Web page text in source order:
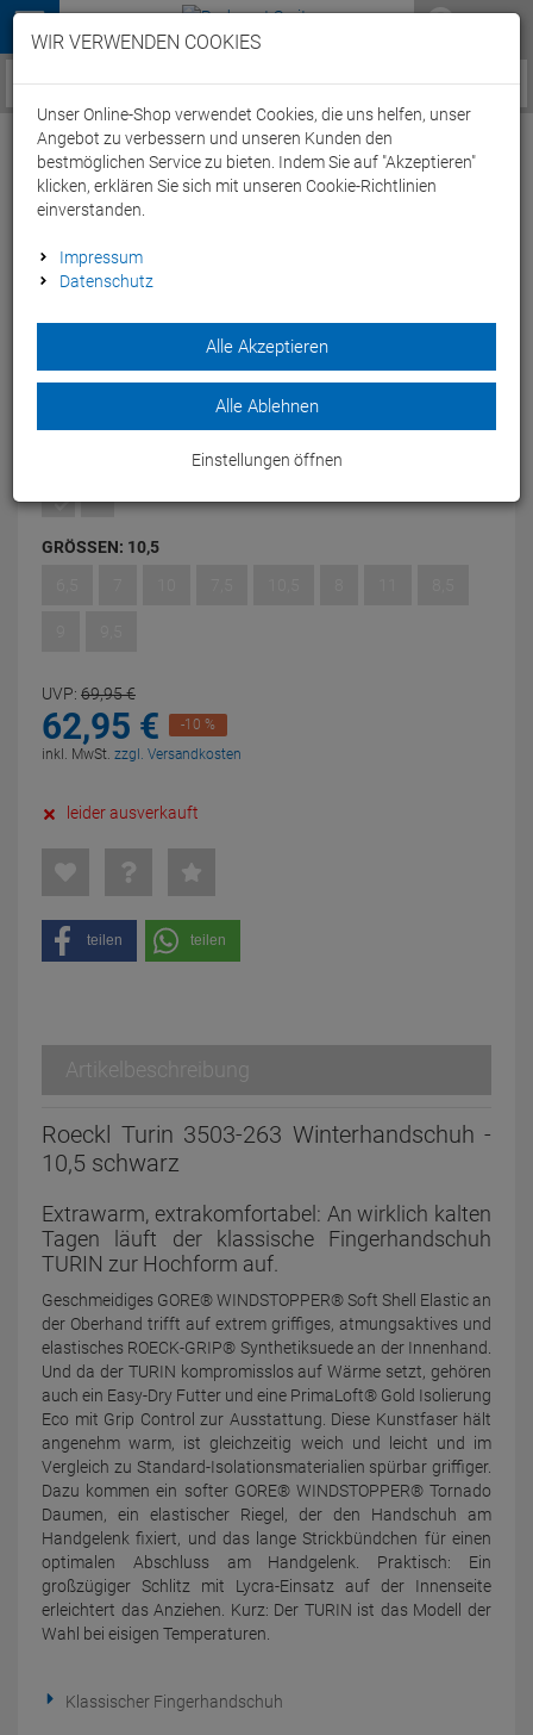
Menü
Service / Hilfe
Roeckl Turin 3503-263 Winterhandschuh -
10,5 schwarz
Extrawarm, extrakomfortabel: An wirklich kalten Tagen läuft
der klassische Fingerhandschuh TURIN zur Hochform auf.
GRÖSSEN: 10,5
UVP: 69,95€
62,95 €
-10 %
inkl. MwSt. zzgl. Versandkosten
leider ausverkauft
teilen teilen
Artikelbeschreibung
Roeckl Turin 3503-263 Winterhandschuh -
10,5 schwarz
Extrawarm, extrakomfortabel: An wirklich kalten
Tagen läuft der klassische Fingerhandschuh
TURIN zur Hochform auf.
Geschmeidiges GORE® WINDSTOPPER® Soft Shell Elastic an
der Oberhand trifft auf extrem griffiges, atmungsaktives und
elastisches ROECK-GRIP® Synthetiksuede an der Innenhand.
Und da der TURIN kompromisslos auf Wärme setzt, gehören
auch ein Easy-Dry Futter und eine PrimaLoft® Gold Isolierung
Eco mit Grip Control zur Ausstattung. Diese Kunstfaser hält
angenehm warm, ist gleichzeitig weich und leicht und im
Vergleich zu Standard-Isolationsmaterialien spürbar griffiger.
Dazu kommen ein softer GORE® WINDSTOPPER® Tornado
Daumen, ein elastischer Riegel, der den Handschuh am
Handgelenk fixiert, und das lange Strickbündchen für einen
optimalen Abschluss am Handgelenk. Praktisch: Ein
großzügiger Schlitz mit Lycra-Einsatz auf der Innenseite
erleichtert das Anziehen. Kurz: Der TURIN ist das Modell der
Wahl bei eisigen Temperaturen.
Klassischer Fingerhandschuh
WIR VERWENDEN COOKIES
Unser Online-Shop verwendet Cookies, die uns helfen, unser
Angebot zu verbessern und unseren Kunden den
bestmöglichen Service zu bieten. Indem Sie auf "Akzeptieren"
klicken, erklären Sie sich mit unseren Cookie-Richtlinien
einverstanden.
Impressum
Datenschutz
Alle Akzeptieren
Alle Ablehnen
Einstellungen öffnen